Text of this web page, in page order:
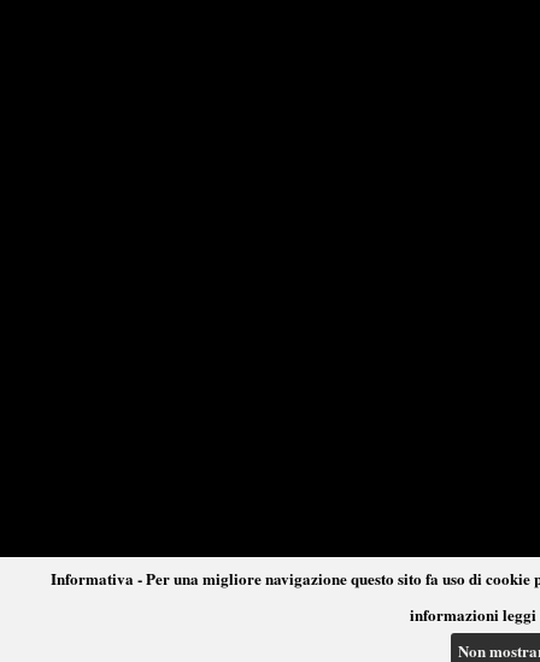
Informativa - Per una migliore navigazione questo sito fa uso di
informazioni leggi
Non